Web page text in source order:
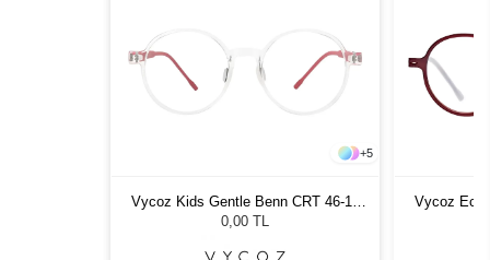
Morel Mylos 1. TD02 5021 Unisex
Güneş Gözlüğü
11.718,58 TL
Vycoz